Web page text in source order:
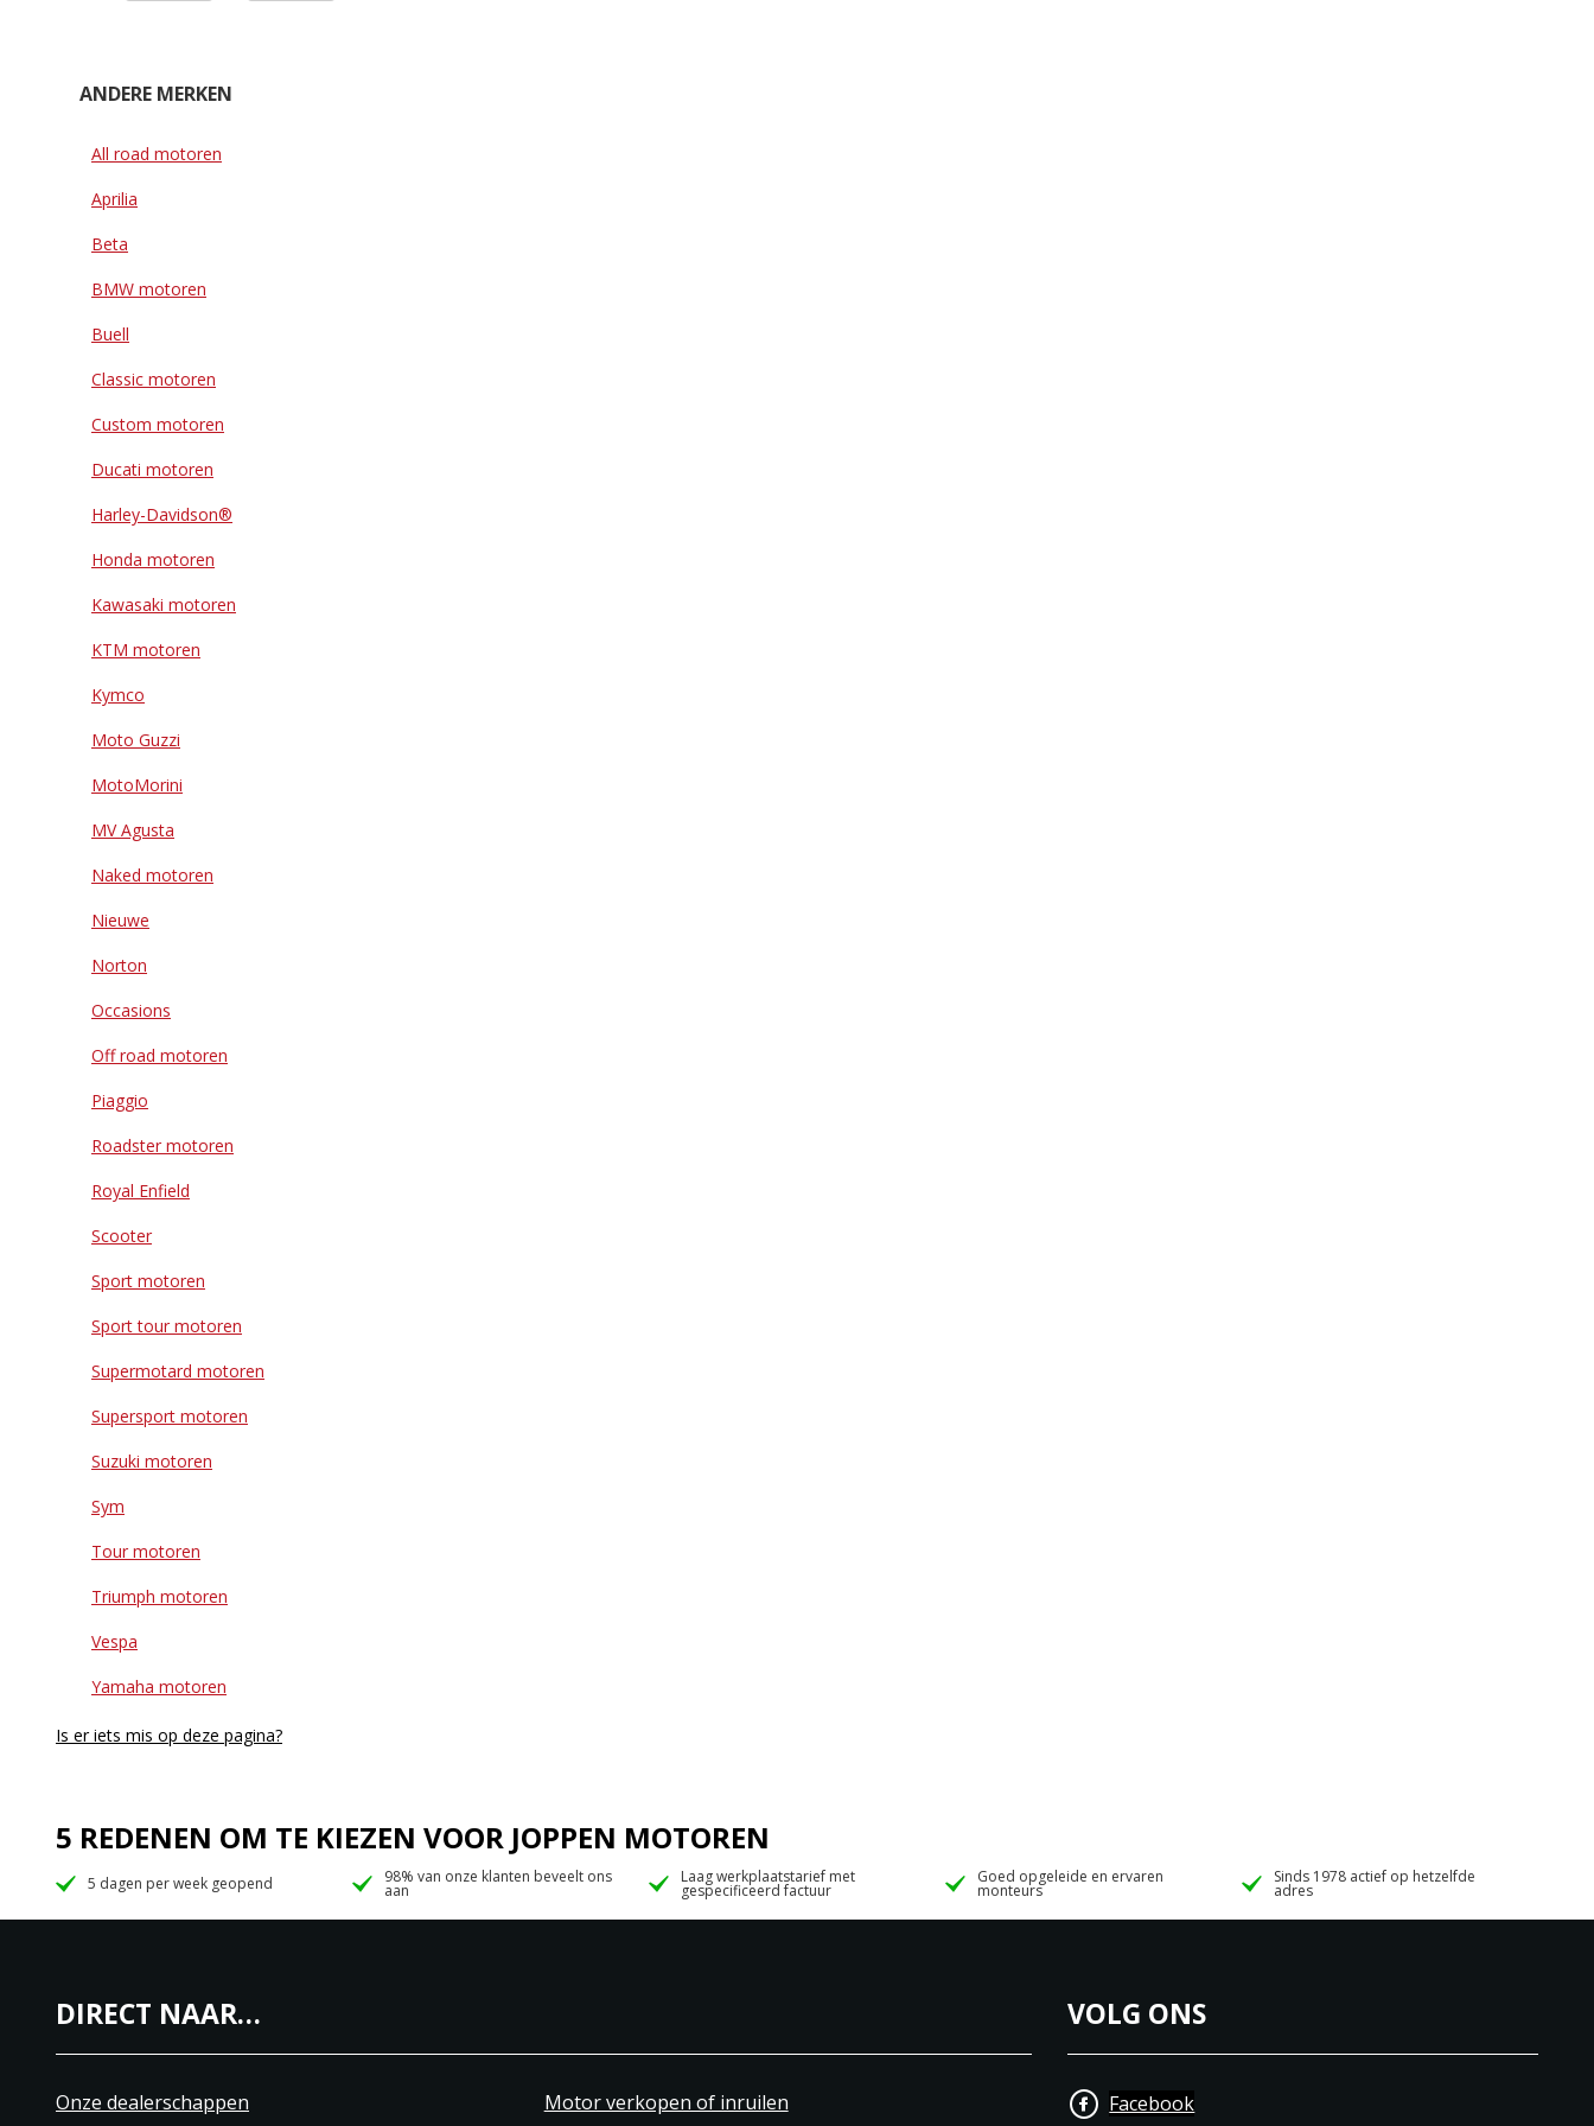
ANDERE MERKEN
All road motoren
Aprilia
Beta
BMW motoren
Buell
Classic motoren
Custom motoren
Ducati motoren
Harley-Davidson®
Honda motoren
Kawasaki motoren
KTM motoren
Kymco
Moto Guzzi
MotoMorini
MV Agusta
Naked motoren
Nieuwe
Norton
Occasions
Off road motoren
Piaggio
Roadster motoren
Royal Enfield
Scooter
Sport motoren
Sport tour motoren
Supermotard motoren
Supersport motoren
Suzuki motoren
Sym
Tour motoren
Triumph motoren
Vespa
Yamaha motoren
Is er iets mis op deze pagina?
5 REDENEN OM TE KIEZEN VOOR JOPPEN MOTOREN
5 dagen per week geopend 98% van onze klanten beveelt ons
aan
Laag werkplaatstarief met
gespecificeerd factuur
Goed opgeleide en ervaren
monteurs
Sinds 1978 actief op hetzelfde
adres
DIRECT NAAR…
Onze dealerschappen Motor verkopen of inruilen
VOLG ONS
Facebook